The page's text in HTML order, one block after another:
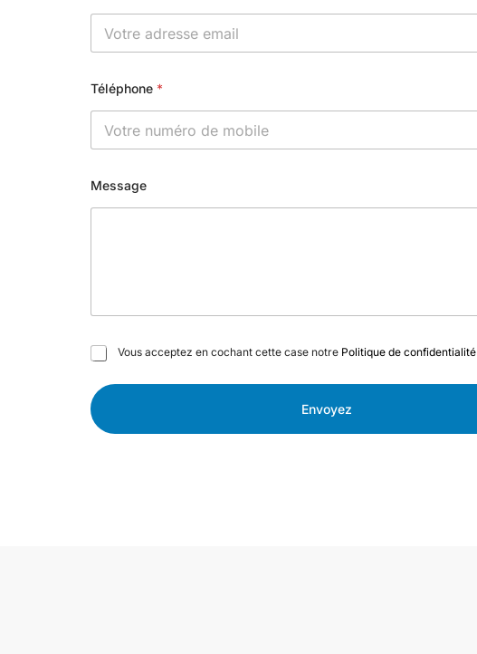
Téléphone *
Message
C
e
s
Vous acceptez en cochant cette case notre Politique de confidentialité
Envoyez